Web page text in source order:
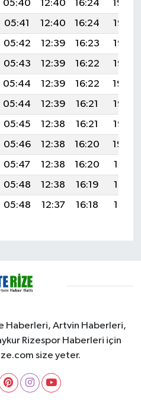
05:40 12:40 16:24
19:29
05:41 12:40 16:24
19:28
05:42 12:39 16:23
19:27
05:43 12:39 16:22
19:26
05:44 12:39 16:22
19:24
05:44 12:39 16:21
19:23
05:45 12:38 16:21
19:22
05:46 12:38 16:20
19:20
05:47 12:38 16:20
19:19
05:48 12:38 16:19
19:18
05:48 12:37 16:18 19:16
Haberleri, Artvin Haberleri,
Rizespor Haberleri için
size yeter.